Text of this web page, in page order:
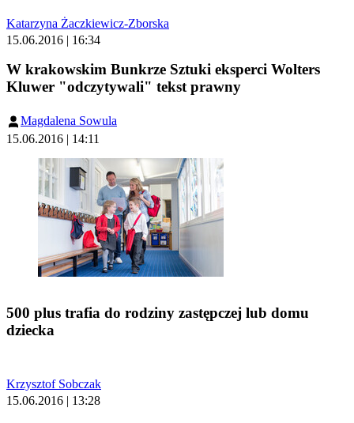
Katarzyna Żaczkiewicz-Zborska
15.06.2016 | 16:34
W krakowskim Bunkrze Sztuki eksperci Wolters
Kluwer "odczytywali" tekst prawny
Magdalena Sowula
15.06.2016 | 14:11
500 plus trafia do rodziny zastępczej lub domu
dziecka
Krzysztof Sobczak
15.06.2016 | 13:28